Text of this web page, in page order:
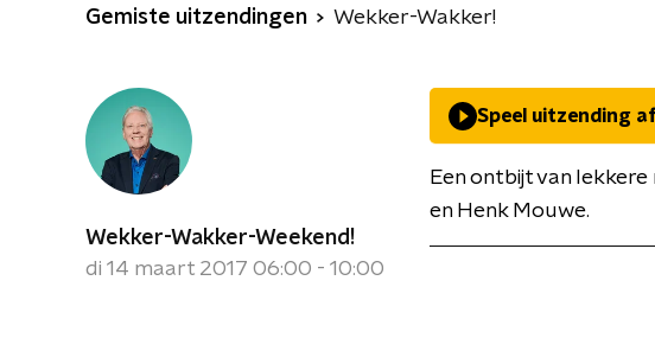
Gemiste uitzendingen Wekker-Wakker!
Wekker-Wakker-Weekend!
di 14 maart 2017 06:00 - 10:00
Speel uitzending
Een ontbijt van
en Henk Mouwe.